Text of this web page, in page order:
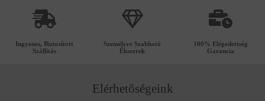
Ingyenes, Biztosított
Szállítás
Személyre Szabható
Ékszerek
100% Elégedettség
Garancia
Elérhetőségeink